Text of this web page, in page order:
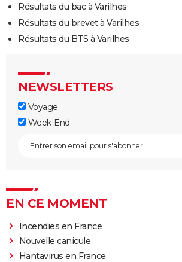
Résultats du bac à Varilhes
Résultats du brevet à Varilhes
Résultats du BTS à Varilhes
NEWSLETTERS
Voyage
Week-End
EN CE MOMENT
Incendies en France
Nouvelle canicule
Hantavirus en France